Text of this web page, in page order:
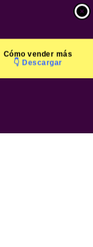
Cómovender más
👇 Descargar